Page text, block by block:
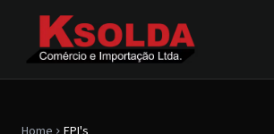
chevron_right